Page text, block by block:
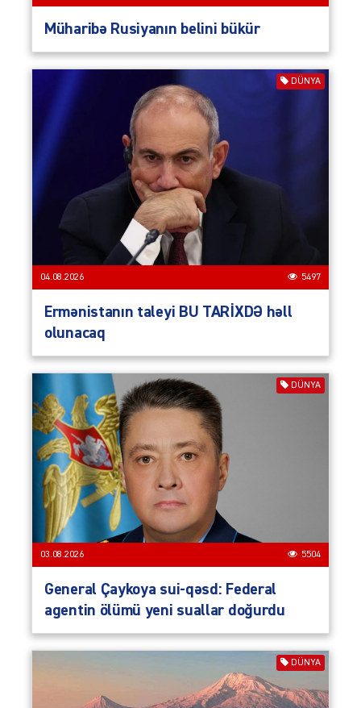
Müharibə Rusiyanın belini bükür
DÜNYA
04.08.2026 5497
Ermənistanın taleyi BU TARİXDƏ həll
olunacaq
DÜNYA
03.08.2026 5504
General Çaykoya sui-qəsd: Federal
agentin ölümü yeni suallar doğurdu
DÜNYA